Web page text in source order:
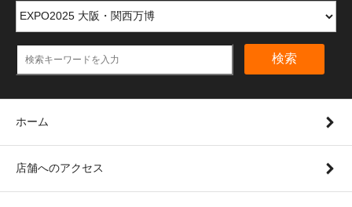
検索
ホーム
店舗へのアクセス